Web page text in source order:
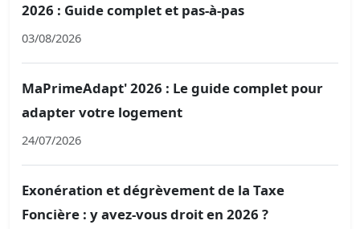
2026 : Guide complet et pas-à-pas
03/08/2026
MaPrimeAdapt' 2026 : Le guide complet pour
adapter votre logement
24/07/2026
Exonération et dégrèvement de la Taxe
Foncière : y avez-vous droit en 2026 ?